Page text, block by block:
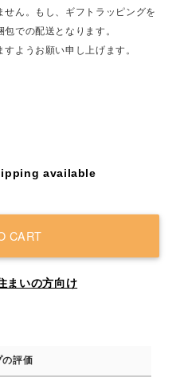
ん。もし、ギフトラッピングを
での配送となります。
ようお願い申し上げます。
available
CART
まいの方向け
の評価